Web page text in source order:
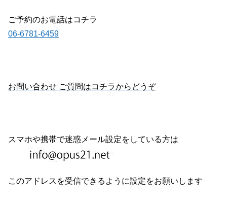
ご予約のお電話はコチラ
06-6781-6459
お問い合わせ ご質問はコチラからどうぞ
スマホや携帯で迷惑メール設定をしている方は
このアドレスを受信できるように設定をお願いします